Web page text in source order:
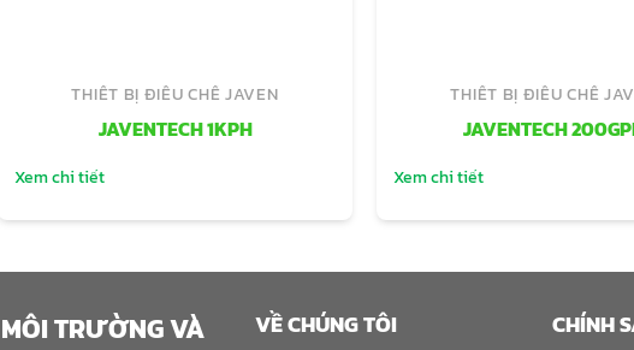
THIẾT BỊ ĐIỀU CHẾ JAVEN
JAVENTECH 1KPH
Xem chi tiết
THIẾT BỊ ĐIỀU CHẾ
JAVENTECH
Xem chi tiết
TRƯỜNG VÀ
VỀ CHÚNG TÔI CHÍNH